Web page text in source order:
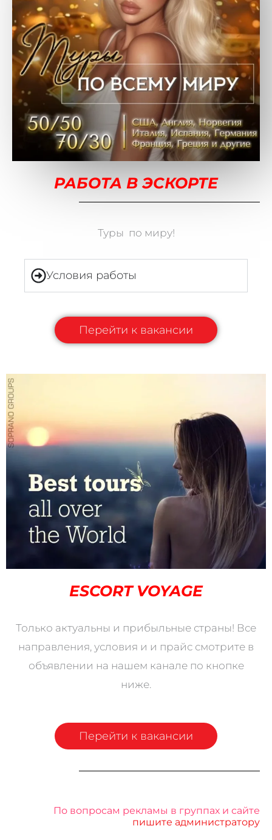
РАБОТА В ЭСКОРТЕ
Туры по миру!
Условия работы
Перейти к вакансии
ESCORT VOYAGE
Только актуальны и прибыльные страны! Все
направления, условия и и прайс смотрите в
объявлении на нашем канале по кнопке
ниже.
Перейти к вакансии
По вопросам рекламы в группах и сайте
пишите администратору